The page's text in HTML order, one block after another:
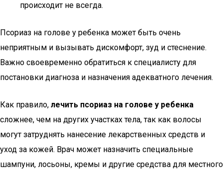
происходит не всегда.
Псориаз на голове у ребенка может быть очень
неприятным и вызывать дискомфорт, зуд и стеснение.
Важно своевременно обратиться к специалисту для
постановки диагноза и назначения адекватного лечения.
Как правило, лечить псориаз на голове у ребенка
сложнее, чем на других участках тела, так как волосы
могут затруднять нанесение лекарственных средств и
уход за кожей. Врач может назначить специальные
шампуни, лосьоны, кремы и другие средства для местного